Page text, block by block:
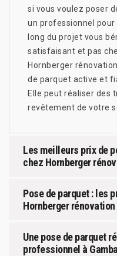
si vous voulez poser
un professionnel
long du projet vous
satisfaisant et pas
Hornberger
de parquet active et
Elle peut réaliser des
revêtement de votre
Les meilleurs prix de
chez Hornberger
Pose de parquet : les
Hornberger
Une pose de parquet
professionnel à